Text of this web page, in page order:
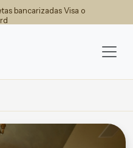
bancarizadas Visa o